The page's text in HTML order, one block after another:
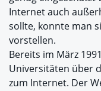
Internet auch
sollte, konnte man
vorstellen.
Bereits im März
Universitäten über
zum Internet. Der